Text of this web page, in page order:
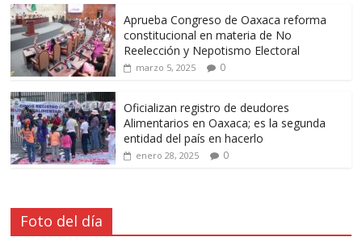
Aprueba Congreso de Oaxaca reforma
constitucional en materia de No
Reelección y Nepotismo Electoral
marzo 5, 2025 0
Oficializan registro de deudores
Alimentarios en Oaxaca; es la segunda
entidad del país en hacerlo
enero 28, 2025 0
Foto del día